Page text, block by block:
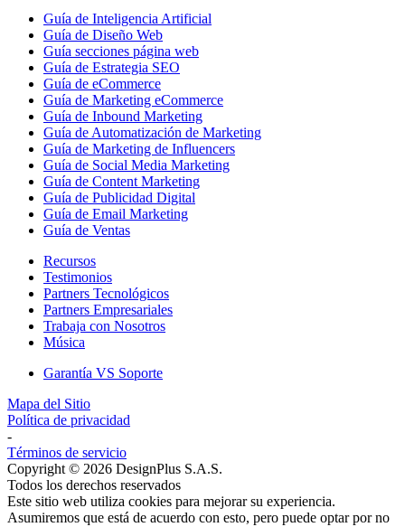
Guía de Inteligencia Artificial
Guía de Diseño Web
Guía secciones página web
Guía de Estrategia SEO
Guía de eCommerce
Guía de Marketing eCommerce
Guía de Inbound Marketing
Guía de Automatización de Marketing
Guía de Marketing de Influencers
Guía de Social Media Marketing
Guía de Content Marketing
Guía de Publicidad Digital
Guía de Email Marketing
Guía de Ventas
Recursos
Testimonios
Partners Tecnológicos
Partners Empresariales
Trabaja con Nosotros
Música
Garantía VS Soporte
Mapa del Sitio
Política de privacidad
-
Términos de servicio
Copyright © 2026 DesignPlus S.A.S.
Todos los derechos reservados
Este sitio web utiliza cookies para mejorar su experiencia.
Asumiremos que está de acuerdo con esto, pero puede optar por no